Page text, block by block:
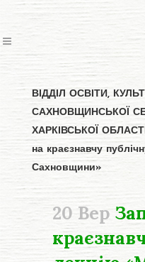
ВІДДІЛ ОСВІТИ,
САХНОВЩИНСЬКОЇ
ХАРКІВСЬКОЇ
на краєзнавчу
Сахновщини»
20 Вер